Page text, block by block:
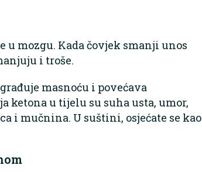
mozgu. Kada čovjek smanji unos
i troše.
masnoću i povećava
ketona u tijelu su suha usta, umor,
i mučnina. U suštini, osjećate se kao